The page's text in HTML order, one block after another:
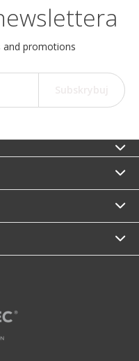
and promotions